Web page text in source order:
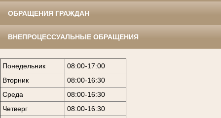
ОБРАЩЕНИЯ ГРАЖДАН
ВНЕПРОЦЕССУАЛЬНЫЕ ОБРАЩЕНИЯ
Понедельник
08:00-17:00
Вторник
08:00-16:30
Среда
08:00-16:30
Четверг
08:00-16:30